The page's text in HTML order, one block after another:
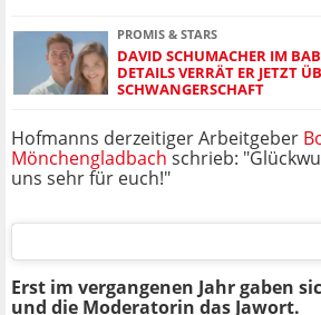
PROMIS & STARS
DAVID SCHUMACHER IM
DETAILS VERRÄT ER JETZT
SCHWANGERSCHAFT
Hofmanns derzeitiger Arbeitgeber
Mönchengladbach schrieb:
uns sehr für euch!"
Erst im vergangenen Jahr gaben
und die Moderatorin das Jawort.